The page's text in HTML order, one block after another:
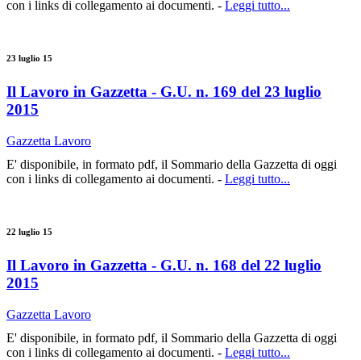
con i links di collegamento ai documenti. - Leggi tutto...
23 luglio 15
Il Lavoro in Gazzetta - G.U. n. 169 del 23 luglio
2015
Gazzetta Lavoro
E' disponibile, in formato pdf, il Sommario della Gazzetta di oggi
con i links di collegamento ai documenti. - Leggi tutto...
22 luglio 15
Il Lavoro in Gazzetta - G.U. n. 168 del 22 luglio
2015
Gazzetta Lavoro
E' disponibile, in formato pdf, il Sommario della Gazzetta di oggi
con i links di collegamento ai documenti. - Leggi tutto...